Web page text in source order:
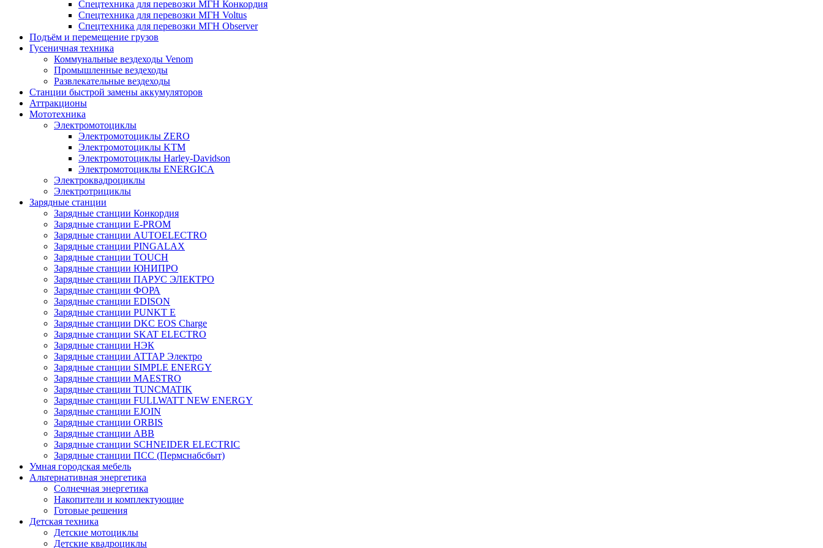
Спецтехника для перевозки МГН Конкордия
Спецтехника для перевозки МГН Voltus
Спецтехника для перевозки МГН Observer
Подъём и перемещение грузов
Гусеничная техника
Коммунальные вездеходы Venom
Промышленные вездеходы
Развлекательные вездеходы
Станции быстрой замены аккумуляторов
Аттракционы
Мототехника
Электромотоциклы
Электромотоциклы ZERO
Электромотоциклы KTM
Электромотоциклы Harley-Davidson
Электромотоциклы ENERGICA
Электроквадроциклы
Электротрициклы
Зарядные станции
Зарядные станции Конкордия
Зарядные станции E-PROM
Зарядные станции AUTOELECTRO
Зарядные станции PINGALAX
Зарядные станции TOUCH
Зарядные станции ЮНИПРО
Зарядные станции ПАРУС ЭЛЕКТРО
Зарядные станции ФОРА
Зарядные станции EDISON
Зарядные станции PUNKT E
Зарядные станции DKC EOS Charge
Зарядные станции SKAT ELECTRO
Зарядные станции НЭК
Зарядные станции АТТАР Электро
Зарядные станции SIMPLE ENERGY
Зарядные станции MAESTRO
Зарядные станции TUNCMATIK
Зарядные станции FULLWATT NEW ENERGY
Зарядные станции EJOIN
Зарядные станции ORBIS
Зарядные станции ABB
Зарядные станции SCHNEIDER ELECTRIC
Зарядные станции ПСС (Пермснабсбыт)
Умная городская мебель
Альтернативная энергетика
Солнечная энергетика
Накопители и комплектующие
Готовые решения
Детская техника
Детские мотоциклы
Детские квадроциклы